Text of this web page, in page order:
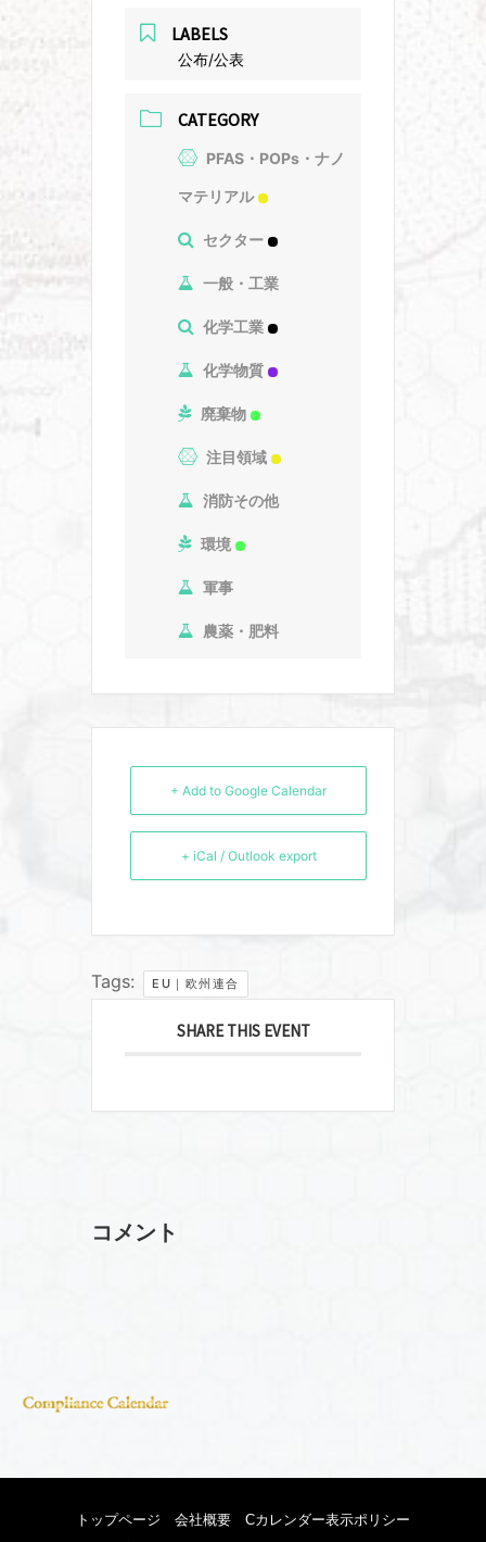
LABELS
公布/公表
CATEGORY
PFAS・POPs・ナノ
マテリアル
セクター
一般・工業
化学工業
化学物質
廃棄物
注目領域
消防その他
環境
軍事
農薬・肥料
+ Add to Google Calendar
+ iCal / Outlook export
Tags: EU｜欧州連合
SHARE THIS EVENT
コメント
トップページ 会社概要
Cカレンダー表示ポリシー